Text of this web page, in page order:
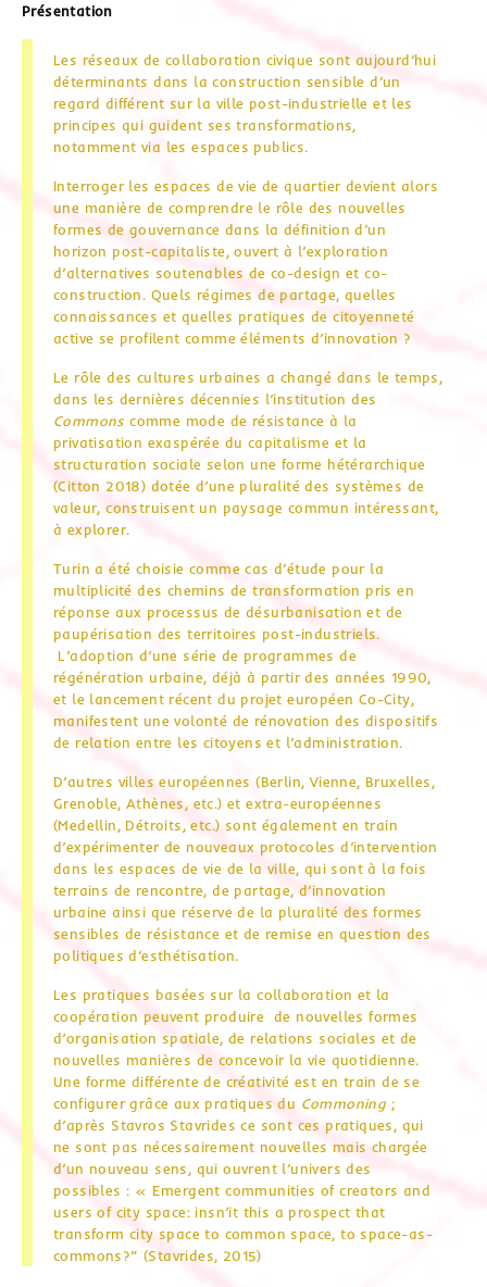
Présentation
Les réseaux de collaboration civique sont aujourd’hui
déterminants dans la construction sensible d’un
regard différent sur la ville post-industrielle et les
principes qui guident ses transformations,
notamment via les espaces publics.
Interroger les espaces de vie de quartier devient alors
une manière de comprendre le rôle des nouvelles
formes de gouvernance dans la définition d’un
horizon post-capitaliste, ouvert à l’exploration
d’alternatives soutenables de co-design et co-
construction. Quels régimes de partage, quelles
connaissances et quelles pratiques de citoyenneté
active se profilent comme éléments d’innovation ?
Le rôle des cultures urbaines a changé dans le temps,
dans les dernières décennies l’institution des
Commons comme mode de résistance à la
privatisation exaspérée du capitalisme et la
structuration sociale selon une forme hétérarchique
(Citton 2018) dotée d’une pluralité des systèmes de
valeur, construisent un paysage commun intéressant,
à explorer.
Turin a été choisie comme cas d’étude pour la
multiplicité des chemins de transformation pris en
réponse aux processus de désurbanisation et de
paupérisation des territoires post-industriels.
L’adoption d’une série de programmes de
régénération urbaine, déjà à partir des années 1990,
et le lancement récent du projet européen Co-City,
manifestent une volonté de rénovation des dispositifs
de relation entre les citoyens et l’administration.
D’autres villes européennes (Berlin, Vienne, Bruxelles,
Grenoble, Athènes, etc.) et extra-européennes
(Medellin, Détroits, etc.) sont également en train
d’expérimenter de nouveaux protocoles d’intervention
dans les espaces de vie de la ville, qui sont à la fois
terrains de rencontre, de partage, d’innovation
urbaine ainsi que réserve de la pluralité des formes
sensibles de résistance et de remise en question des
politiques d’esthétisation.
Les pratiques basées sur la collaboration et la
coopération peuvent produire de nouvelles formes
d’organisation spatiale, de relations sociales et de
nouvelles manières de concevoir la vie quotidienne.
Une forme différente de créativité est en train de se
configurer grâce aux pratiques du Commoning ;
d’après Stavros Stavrides ce sont ces pratiques, qui
ne sont pas nécessairement nouvelles mais chargée
d’un nouveau sens, qui ouvrent l’univers des
possibles : « Emergent communities of creators and
users of city space: insn’it this a prospect that
transform city space to common space, to space-as-
commons?” (Stavrides, 2015)